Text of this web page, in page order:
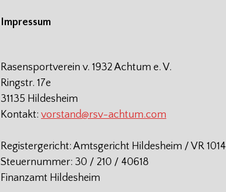
Impressum
Rasensportverein v. 1932 Achtum e. V.
Ringstr. 17e
31135 Hildesheim
Kontakt: vorstand@rsv-achtum.com
Registergericht: Amtsgericht Hildesheim / VR 1014
Steuernummer: 30 / 210 / 40618
Finanzamt Hildesheim